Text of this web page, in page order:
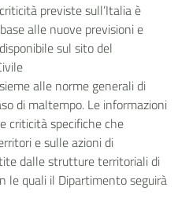
previste sull’Italia è
alle nuove previsioni e
sul sito del
alle norme generali di
di maltempo. Le informazioni
criticità specifiche che
e sulle azioni di
dalle strutture territoriali di
le quali il Dipartimento seguirà